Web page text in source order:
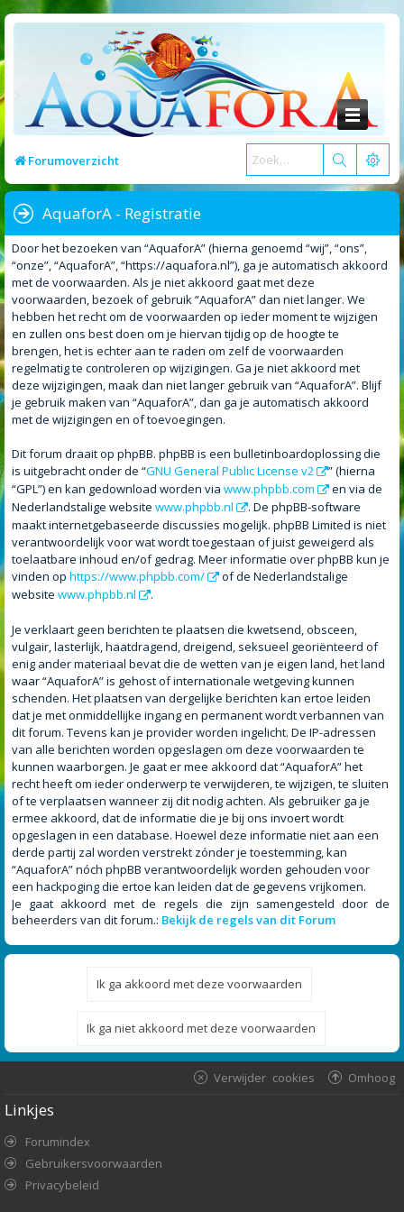
Forumoverzicht
AquaforA - Registratie
Door het bezoeken van “AquaforA” (hierna genoemd “wij”, “ons”,
“onze”, “AquaforA”, “https://aquafora.nl”), ga je automatisch akkoord
met de voorwaarden. Als je niet akkoord gaat met deze
voorwaarden, bezoek of gebruik “AquaforA” dan niet langer. We
hebben het recht om de voorwaarden op ieder moment te wijzigen
en zullen ons best doen om je hiervan tijdig op de hoogte te
brengen, het is echter aan te raden om zelf de voorwaarden
regelmatig te controleren op wijzigingen. Ga je niet akkoord met
deze wijzigingen, maak dan niet langer gebruik van “AquaforA”. Blijf
je gebruik maken van “AquaforA”, dan ga je automatisch akkoord
met de wijzigingen en of toevoegingen.
Dit forum draait op phpBB. phpBB is een bulletinboardoplossing die
is uitgebracht onder de “GNU General Public License v2
” (hierna
“GPL”) en kan gedownload worden via www.phpbb.com
en via de
Nederlandstalige website www.phpbb.nl
. De phpBB-software
maakt internetgebaseerde discussies mogelijk. phpBB Limited is niet
verantwoordelijk voor wat wordt toegestaan of juist geweigerd als
toelaatbare inhoud en/of gedrag. Meer informatie over phpBB kun je
vinden op https://www.phpbb.com/
of de Nederlandstalige
website www.phpbb.nl .
Je verklaart geen berichten te plaatsen die kwetsend, obsceen,
vulgair, lasterlijk, haatdragend, dreigend, seksueel georiënteerd of
enig ander materiaal bevat die de wetten van je eigen land, het land
waar “AquaforA” is gehost of internationale wetgeving kunnen
schenden. Het plaatsen van dergelijke berichten kan ertoe leiden
dat je met onmiddellijke ingang en permanent wordt verbannen van
dit forum. Tevens kan je provider worden ingelicht. De IP-adressen
van alle berichten worden opgeslagen om deze voorwaarden te
kunnen waarborgen. Je gaat er mee akkoord dat “AquaforA” het
recht heeft om ieder onderwerp te verwijderen, te wijzigen, te sluiten
of te verplaatsen wanneer zij dit nodig achten. Als gebruiker ga je
ermee akkoord, dat de informatie die je bij ons invoert wordt
opgeslagen in een database. Hoewel deze informatie niet aan een
derde partij zal worden verstrekt zónder je toestemming, kan
“AquaforA” nóch phpBB verantwoordelijk worden gehouden voor
een hackpoging die ertoe kan leiden dat de gegevens vrijkomen.
Je gaat akkoord met de regels die zijn samengesteld door de
beheerders van dit forum.: Bekijk de regels van dit Forum
Omhoog
Verwijder cookies
Linkjes
Forumindex
Gebruikersvoorwaarden
Privacybeleid